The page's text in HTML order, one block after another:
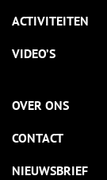
ACTIVITEITEN
VIDEO’S
OVER ONS
CONTACT
NIEUWSBRIEF